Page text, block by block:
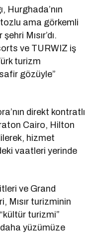
Hurghada’nın
tozlu ama görkemli
Mısır’dı.
ve TURWIZ iş
turizm
gözüyle”
direkt kontratlı
Cairo, Hilton
hizmet
vaatleri yerinde
ve Grand
Mısır turizminin
turizmi”
daha yüzümüze